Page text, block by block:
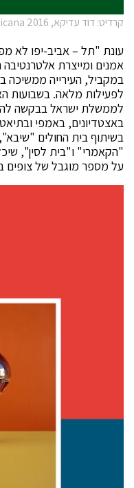
קרדיט: דוד עדיקא, Africana 2016, צילום צבע
עונת "תל – אביב-יפו לא
אמנים ומייצרת
במקביל, העירייה ממשיכה
לפעילות מלאה. בשבועות
לממשלת ישראל בבקשה
באצטדיונים, באמפי
בשיתוף בית החולים
"הקאמרי" ו"בית לסין",
על מספר מוגבל של צופים